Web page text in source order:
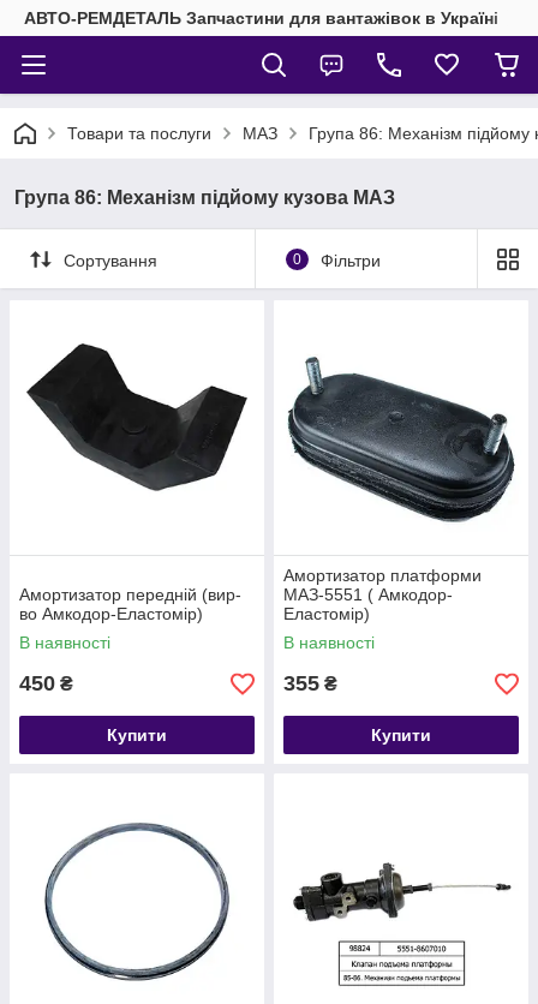
АВТО-РЕМДЕТАЛЬ Запчастини для вантажівок в Україні
Товари та послуги МАЗ Група 86: Механізм підйому
Група 86: Механізм підйому кузова МАЗ
Сортування 0 Фільтри
Амортизатор передній (вир-
во Амкодор-Еластомір)
В наявності
450 ₴
Купити
Амортизатор платформи
МАЗ-5551 ( Амкодор-
Еластомір)
В наявності
355 ₴
Купити